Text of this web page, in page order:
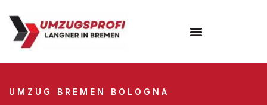
UMZUG BREMEN BOLOGNA